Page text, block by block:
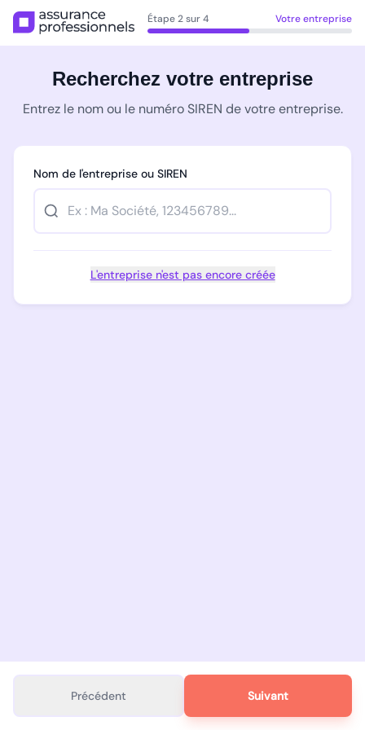
Étape 2 sur 4 Votre entreprise
Recherchez votre entreprise
Entrez le nom ou le numéro SIREN de votre entreprise.
Nom de l'entreprise ou SIREN
L'entreprise n'est pas encore créée
Précédent Suivant
Service gratuit et sans engagement.